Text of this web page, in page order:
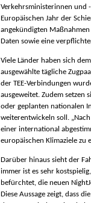
Verkehrsministerinnen und
Europäischen Jahr der
angekündigten
Daten sowie eine
Viele Länder haben sich
ausgewählte tägliche
der TEE-Verbindungen
ausgeweitet. Zudem setzen
oder geplanten nationalen
weiterentwickeln soll.
einer international
europäischen Klimaziele zu
Darüber hinaus sieht der
immer ist es sehr
befürchtet, die neuen
Diese Aussage zeigt, dass